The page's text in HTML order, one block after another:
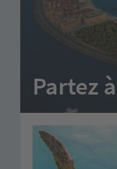
Partez